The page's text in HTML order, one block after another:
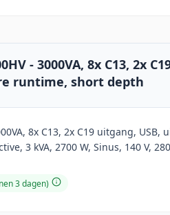
- 3000VA, 8x C13, 2x
runtime, short depth
8x C13, 2x C19 uitgang,
3 kVA, 2700 W, Sinus, 140 V,
3 dagen)